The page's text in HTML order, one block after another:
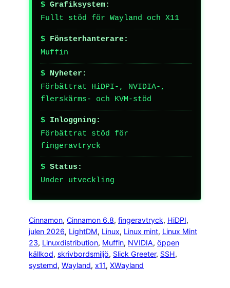
Grafiksystem:
Fullt stöd för Wayland och X11
Fönsterhanterare:
Muffin
Nyheter:
Förbättrat HiDPI-, NVIDIA-,
flerskärms- och KVM-stöd
Inloggning:
Förbättrat stöd för
fingeravtryck
Status:
Under utveckling
Cinnamon, Cinnamon 6.8, fingeravtryck, HiDPI
julen 2026, LightDM, Linux, Linux mint, Linux Mint
23, Linuxdistribution, Muffin, NVIDIA, öppen
källkod, skrivbordsmiljö, Slick Greeter, SSH
systemd, Wayland, x11, XWayland